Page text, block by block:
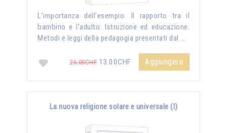
L’importanza dell’esempio. Il rapporto tra il
bambino e l'adulto. Istruzione ed educazione.
Metodi e leggi della pedagogia presentati dal …
26.00CHF 13.00CHF Aggiungere
La nuova religione solare e universale (I)